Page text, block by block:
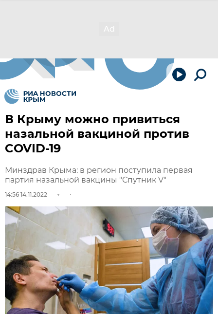
В Крыму можно привиться
назальной вакциной против
COVID-19
Минздрав Крыма: в регион поступила первая
партия назальной вакцины "Спутник V"
14:56 14.11.2022